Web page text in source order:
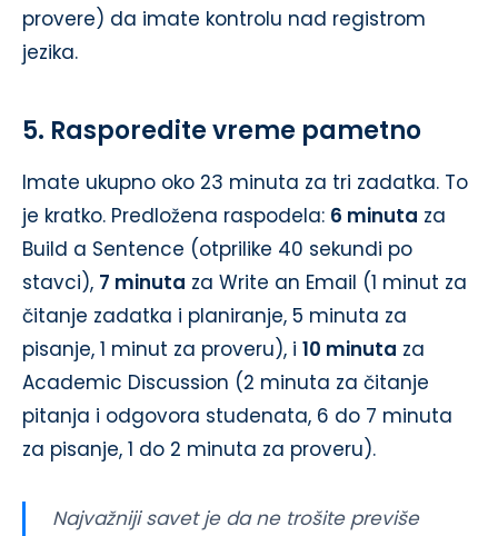
provere) da imate kontrolu nad registrom
jezika.
5. Rasporedite vreme pametno
Imate ukupno oko 23 minuta za tri zadatka. To
je kratko. Predložena raspodela: 6 minuta za
Build a Sentence (otprilike 40 sekundi po
stavci), 7 minuta za Write an Email (1 minut za
čitanje zadatka i planiranje, 5 minuta za
pisanje, 1 minut za proveru), i 10 minuta za
Academic Discussion (2 minuta za čitanje
pitanja i odgovora studenata, 6 do 7 minuta
za pisanje, 1 do 2 minuta za proveru).
Najvažniji savet je da ne trošite previše